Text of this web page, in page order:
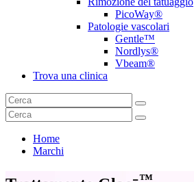
PicoWay®
Patologie vascolari
Gentle™
Nordlys®
Vbeam®
Trova una clinica
Home
Marchi
™